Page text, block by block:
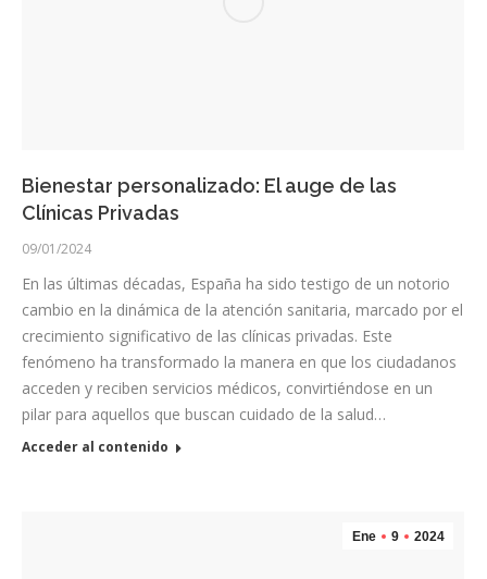
Bienestar personalizado: El auge de las
Clínicas Privadas
09/01/2024
En las últimas décadas, España ha sido testigo de un notorio
cambio en la dinámica de la atención sanitaria, marcado por el
crecimiento significativo de las clínicas privadas. Este
fenómeno ha transformado la manera en que los ciudadanos
acceden y reciben servicios médicos, convirtiéndose en un
pilar para aquellos que buscan cuidado de la salud…
Acceder al contenido
Ene 9 2024